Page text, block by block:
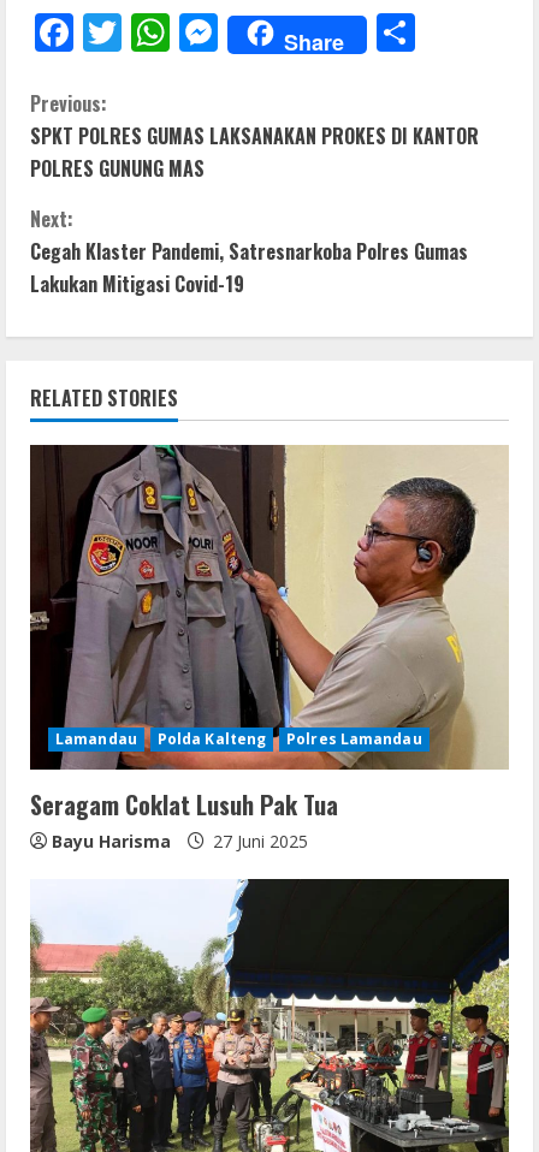
F
e
b
o
k
T
er
W
s
A
p
M
e
e
er
Share
e
C
o
n
t
u
a
n
g
Previous:
SPKT POLRES GUMAS LAKSANAKAN PROKES DI KANTOR
POLRES GUNUNG MAS
Next:
Cegah Klaster Pandemi, Satresnarkoba Polres Gumas
Lakukan Mitigasi Covid-19
RELATED STORIES
Lamandau Polda Kalteng Polres Lamandau
Seragam Coklat Lusuh Pak Tua
Bayu Harisma 27 Juni 2025